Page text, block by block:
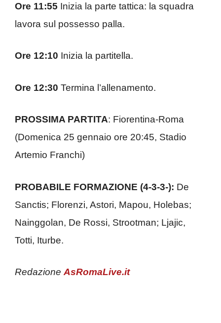
Ore 11:55 Inizia la parte tattica: la squadra
lavora sul possesso palla.
Ore 12:10 Inizia la partitella.
Ore 12:30 Termina l’allenamento.
PROSSIMA PARTITA: Fiorentina-Roma
(Domenica 25 gennaio ore 20:45, Stadio
Artemio Franchi)
PROBABILE FORMAZIONE (4-3-3-): De
Sanctis; Florenzi, Astori, Mapou, Holebas;
Nainggolan, De Rossi, Strootman; Ljajic,
Totti, Iturbe.
RedazioneAsRomaLive.it